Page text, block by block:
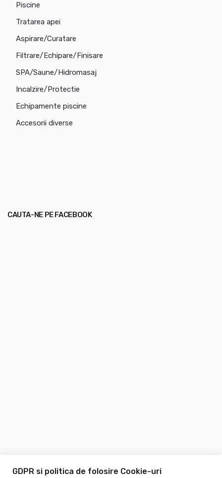
Piscine
Tratarea apei
Aspirare/Curatare
Filtrare/Echipare/Finisare
SPA/Saune/Hidromasaj
Incalzire/Protectie
Echipamente piscine
Accesorii diverse
CAUTA-NE PE FACEBOOK
GDPR si politica de folosire Cookie-uri